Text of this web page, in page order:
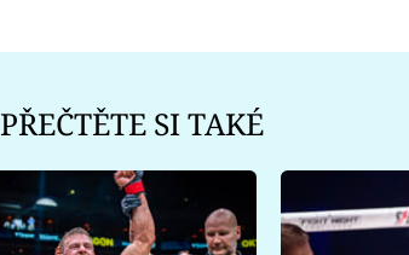
PŘEČTĚTE SI TAKÉ